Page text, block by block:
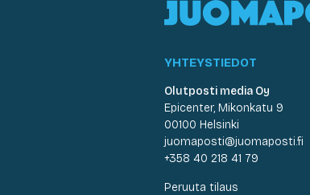
YHTEYSTIEDOT
Olutposti media Oy
Epicenter, Mikonkatu 9
00100 Helsinki
juomaposti@juomaposti.fi
+358 40 218 41 79
Peruuta tilaus